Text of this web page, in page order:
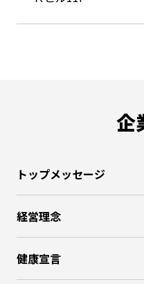
企
トップメッセージ
経営理念
健康宣言